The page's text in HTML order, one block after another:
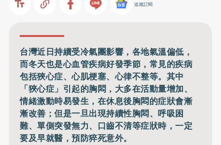
追蹤訂閱
台灣近日持續受冷氣團影響，各地氣溫偏低，
而冬天也是心血管疾病好發季節，常見的疾病
包括狹心症、心肌梗塞、心律不整等。其中
「狹心症」引起的胸悶，大多在活動量增加、
情緒激動時易發生，在休息後胸悶的症狀會漸
漸改善；但是一旦出現持續性胸悶、呼吸困
難、單側突發無力、口齒不清等症狀時，一定
要及早就醫，預防猝死意外。